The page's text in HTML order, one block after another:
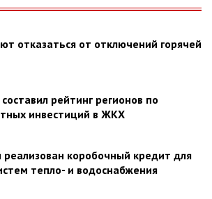
отказаться от отключений горячей
рейтинг регионов по
инвестиций в ЖКХ
реализован коробочный кредит для
тепло- и водоснабжения